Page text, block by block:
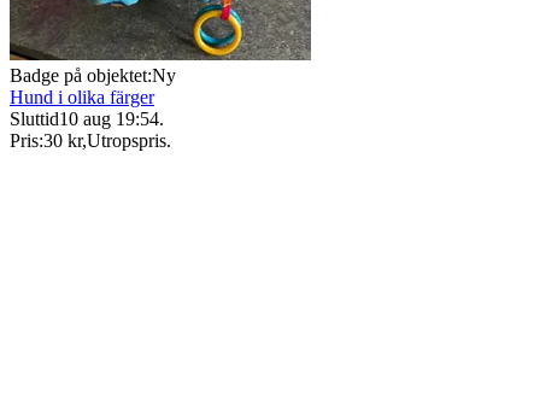
Badge på objektet:Ny
Hund i olika färger
Sluttid10 aug 19:54.
Pris:30 kr,Utropspris.